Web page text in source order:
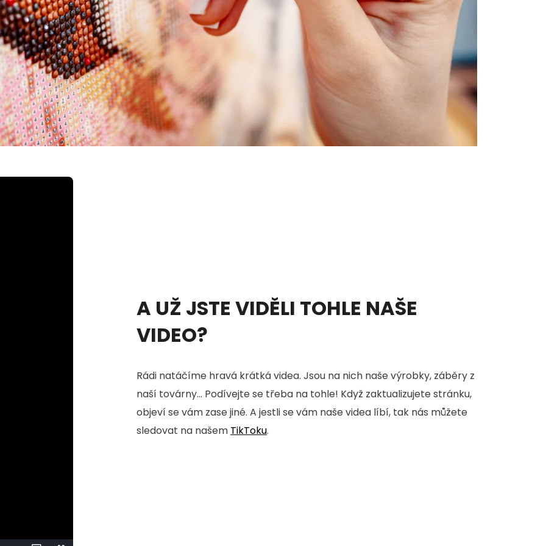
A UŽ JSTE VIDĚLI TOHLE NAŠE
VIDEO?
Rádi natáčíme hravá krátká videa. Jsou na nich naše výrobky, záběry z
naší továrny... Podívejte se třeba na tohle! Když zaktualizujete stránku,
objeví se vám zase jiné. A jestli se vám naše videa líbí, tak nás můžete
sledovat na našem TikToku.